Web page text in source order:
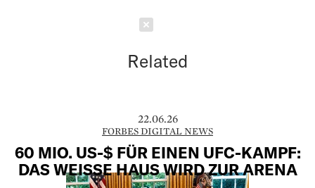
Related
22.06.26
FORBES DIGITAL NEWS
60 MIO. US-$ FÜR EINEN UFC-KAMPF:
DAS WEISSE HAUS WIRD ZUR ARENA